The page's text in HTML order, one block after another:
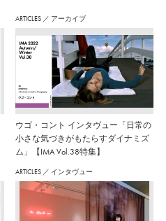
ARTICLES ／ アーカイブ
ウゴ・コント インタヴュー「日常の
小さな気づきがもたらすダイナミズ
ム」【IMA Vol.38特集】
ARTICLES ／ インタヴュー